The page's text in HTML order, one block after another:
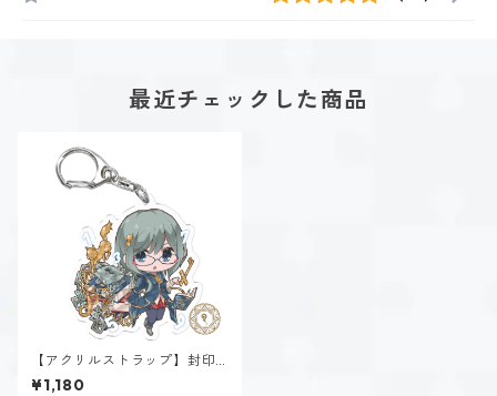
最近チェックした商品
【アクリルストラップ】封印
魔法α~Sealing~
¥1,180